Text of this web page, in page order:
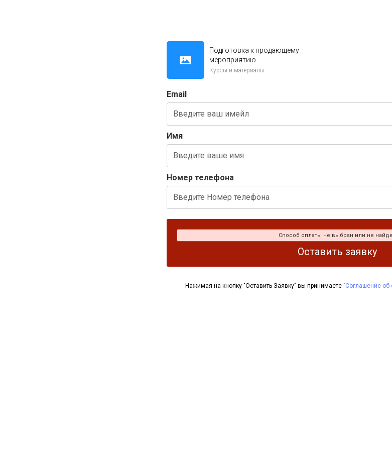
Подготовка к продающему
мероприятию
Курсы и материалы
Email
Имя
Номер телефона
Способ оплаты не выбран или не
Оставить заявку
Нажимая на кнопку "Оставить Заявку" вы принимаете "Соглашение об